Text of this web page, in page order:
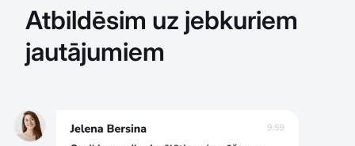
Atbildēsim uz jebkuriem
jautājumiem